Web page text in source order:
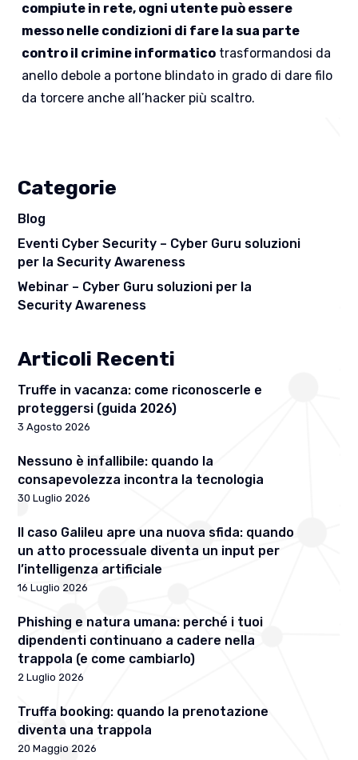
Categorie
Blog
Eventi Cyber Security – Cyber Guru soluzioni
per la Security Awareness
Webinar – Cyber Guru soluzioni per la
Security Awareness
Articoli Recenti
Truffe in vacanza: come riconoscerle e
proteggersi (guida 2026)
3 Agosto 2026
Nessuno è infallibile: quando la
consapevolezza incontra la tecnologia
30 Luglio 2026
Il caso Galileu apre una nuova sfida: quando
un atto processuale diventa un input per
l’intelligenza artificiale
16 Luglio 2026
Phishing e natura umana: perché i tuoi
dipendenti continuano a cadere nella
trappola (e come cambiarlo)
2 Luglio 2026
Truffa booking: quando la prenotazione
diventa una trappola
20 Maggio 2026
compiute in rete, ogni utente può essere
messo nelle condizioni di fare la sua parte
contro il crimine informatico trasformandosi da
anello debole a portone blindato in grado di dare filo
da torcere anche all’hacker più scaltro.